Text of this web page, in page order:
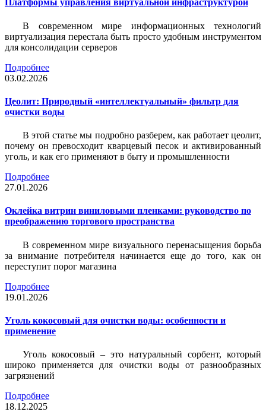
Платформы управления виртуальной инфраструктурой
В современном мире информационных технологий
виртуализация перестала быть просто удобным инструментом
для консолидации серверов
Подробнее
03.02.2026
Цеолит: Природный «интеллектуальный» фильтр для
очистки воды
В этой статье мы подробно разберем, как работает цеолит,
почему он превосходит кварцевый песок и активированный
уголь, и как его применяют в быту и промышленности
Подробнее
27.01.2026
Оклейка витрин виниловыми пленками: руководство по
преображению торгового пространства
В современном мире визуального перенасыщения борьба
за внимание потребителя начинается еще до того, как он
переступит порог магазина
Подробнее
19.01.2026
Уголь кокосовый для очистки воды: особенности и
применение
Уголь кокосовый – это натуральный сорбент, который
широко применяется для очистки воды от разнообразных
загрязнений
Подробнее
18.12.2025